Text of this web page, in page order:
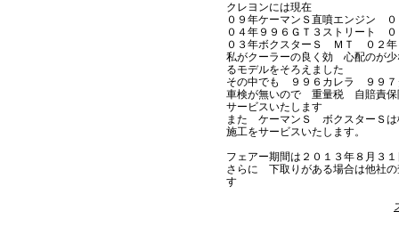
クレヨンには現在
０９年ケーマンＳ直噴エンジン
０４年９９６ＧＴ３ストリート
０３年ボクスターＳ ＭＴ ０２年
私がクーラーの良く効 心配のが少
るモデルをそろえました
その中でも ９９６カレラ ９９
車検が無いので 重量税 自賠責
サービスいたします
また ケーマンＳ ボクスターＳは
施工をサービスいたします。
フェアー期間は２０１３年８月３
さらに 下取りがある場合は他社の
す